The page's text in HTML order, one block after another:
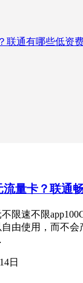
联通有哪些低资
流量卡？联通
限速不限
由使用，而不
日